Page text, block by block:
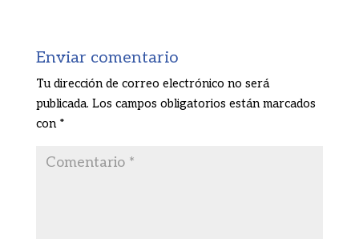
Enviar comentario
Tu dirección de correo electrónico no será
publicada. Los campos obligatorios están marcados
con *